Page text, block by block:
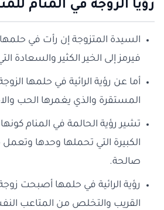
رؤيا الزوجة في المنام
السيدة المتزوجة إن رأت في
فيرمز إلى الخير الكثير والسعادة
أما عن رؤية الرائية في حلمها
المستقرة والذي يغمرها الحب
تشير رؤية الحالمة في المنام
الكبيرة التي تحملها وحدها
صالحة.
رؤية الرائية في حلمها أصبحت
القريب والتخلص من المتاعب